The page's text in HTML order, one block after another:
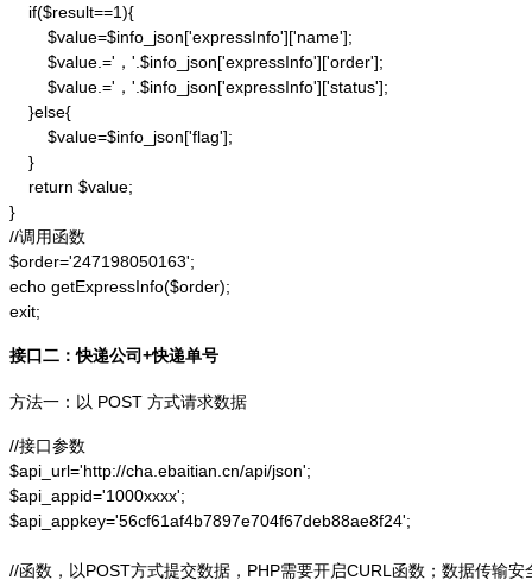
    if($result==1){
        $value=$info_json['expressInfo']['name'];
        $value.='，'.$info_json['expressInfo']['order'];
        $value.='，'.$info_json['expressInfo']['status'];
    }else{
        $value=$info_json['flag'];
    }
    return $value;
}
//调用函数
$order='247198050163';
echo getExpressInfo($order);
exit;
接口二：快递公司+快递单号
方法一：以 POST 方式请求数据
//接口参数
$api_url='http://cha.ebaitian.cn/api/json';
$api_appid='1000xxxx';
$api_appkey='56cf61af4b7897e704f67deb88ae8f24';
//函数，以POST方式提交数据，PHP需要开启CURL函数；数据传输安